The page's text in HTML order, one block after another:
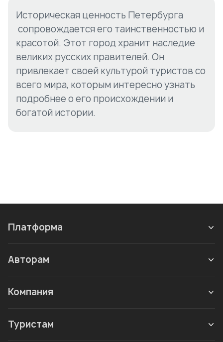
Историческая ценность Петербурга
сопровождается его таинственностью и
красотой. Этот город хранит наследие
великих русских правителей. Он
привлекает своей культурой туристов со
всего мира, которым интересно узнать
подробнее о его происхождении и
богатой истории.
Платформа
Авторам
Компания
Туристам